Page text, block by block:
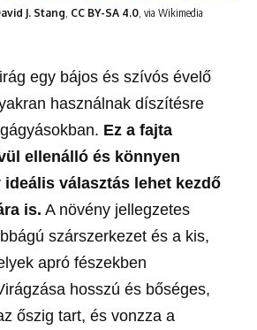
J. Stang, CC BY-SA 4.0, via Wikimedia
egy bájos és szívós évelő
használnak díszítésre
Ez a fajta
ellenálló és könnyen
választás lehet kezdő
is. A növény jellegzetes
szárszerkezet és a kis,
apró fészekben
hosszú és bőséges,
őszig tart, és vonzza a